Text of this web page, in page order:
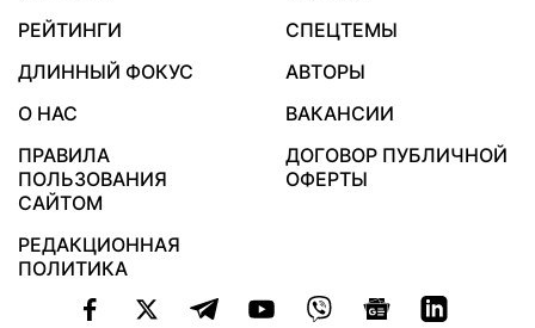
РЕЙТИНГИ
СПЕЦТЕМЫ
ДЛИННЫЙ ФОКУС
АВТОРЫ
О НАС
ВАКАНСИИ
ПРАВИЛА
ПОЛЬЗОВАНИЯ
САЙТОМ
ДОГОВОР ПУБЛИЧНОЙ
ОФЕРТЫ
РЕДАКЦИОННАЯ
ПОЛИТИКА